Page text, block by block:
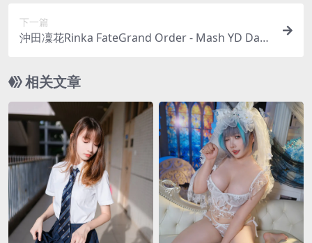
下一篇
沖田凜花Rinka FateGrand Order - Mash YD Dan
相关文章